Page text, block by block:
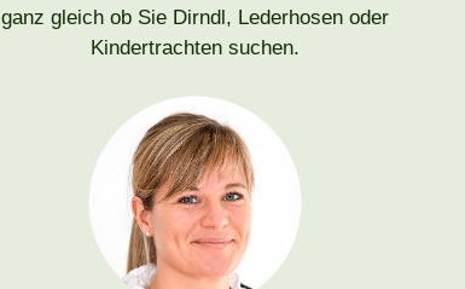
ganz gleich ob Sie Dirndl, Lederhosen oder
Kindertrachten suchen.